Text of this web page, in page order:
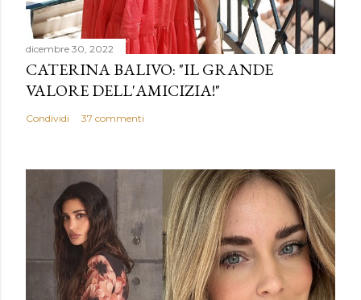
dicembre 30, 2022
CATERINA BALIVO: "IL GRANDE
VALORE DELL'AMICIZIA!"
Condividi 37 commenti